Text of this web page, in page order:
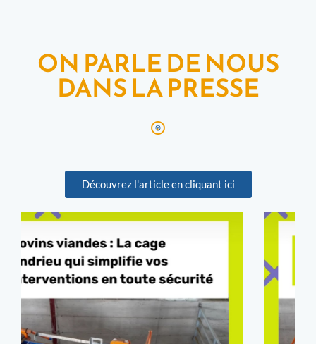
ON PARLE DE NOUS
DANS LA PRESSE
Découvrez l'article en cliquant ici